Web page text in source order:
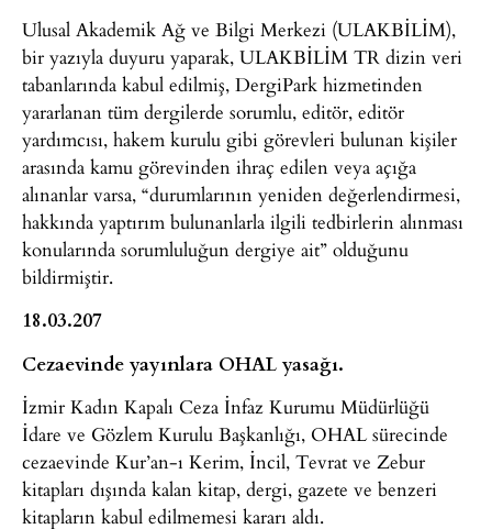
Ulusal Akademik Ağ ve Bilgi Merkezi (ULAKBİLİM),
bir yazıyla duyuru yaparak, ULAKBİLİM TR dizin veri
tabanlarında kabul edilmiş, DergiPark hizmetinden
yararlanan tüm dergilerde sorumlu, editör, editör
yardımcısı, hakem kurulu gibi görevleri bulunan kişiler
arasında kamu görevinden ihraç edilen veya açığa
alınanlar varsa, “durumlarının yeniden değerlendirmesi,
hakkında yaptırım bulunanlarla ilgili tedbirlerin alınması
konularında sorumluluğun dergiye ait” olduğunu
bildirmiştir.
18.03.207
Cezaevinde yayınlara OHAL yasağı.
İzmir Kadın Kapalı Ceza İnfaz Kurumu Müdürlüğü
İdare ve Gözlem Kurulu Başkanlığı, OHAL sürecinde
cezaevinde Kur’an-ı Kerim, İncil, Tevrat ve Zebur
kitapları dışında kalan kitap, dergi, gazete ve benzeri
kitapların kabul edilmemesi kararı aldı.